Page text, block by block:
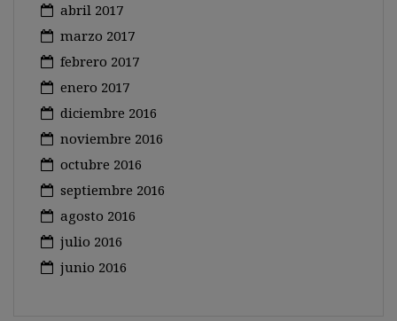
abril 2017
marzo 2017
febrero 2017
enero 2017
diciembre 2016
noviembre 2016
octubre 2016
septiembre 2016
agosto 2016
julio 2016
junio 2016